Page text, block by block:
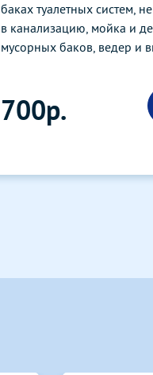
баках туалетных систем,
в канализацию, мойка и
мусорных баков, ведер и
700р.